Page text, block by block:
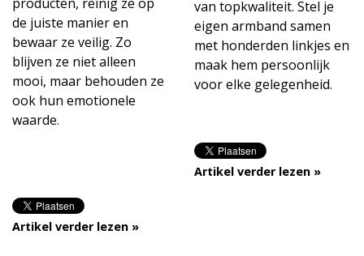
de juiste manier en
bewaar ze veilig. Zo
blijven ze niet alleen
mooi, maar behouden ze
ook hun emotionele
waarde.
Artikel verder lezen »
van topkwaliteit. Stel je
eigen armband samen
met honderden linkjes en
maak hem persoonlijk
voor elke gelegenheid.
Artikel verder lezen »